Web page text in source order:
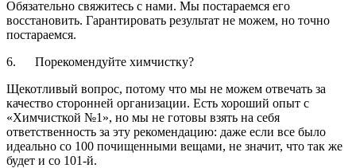
Обязательно свяжитесь с нами. Мы постараемся его
восстановить. Гарантировать результат не можем, но точно
постараемся.
6. Порекомендуйте химчистку?
Щекотливый вопрос, потому что мы не можем отвечать за
качество сторонней организации. Есть хороший опыт с
«Химчисткой №1», но мы не готовы взять на себя
ответственность за эту рекомендацию: даже если все было
идеально со 100 почищенными вещами, не значит, что так же
будет и со 101-й.